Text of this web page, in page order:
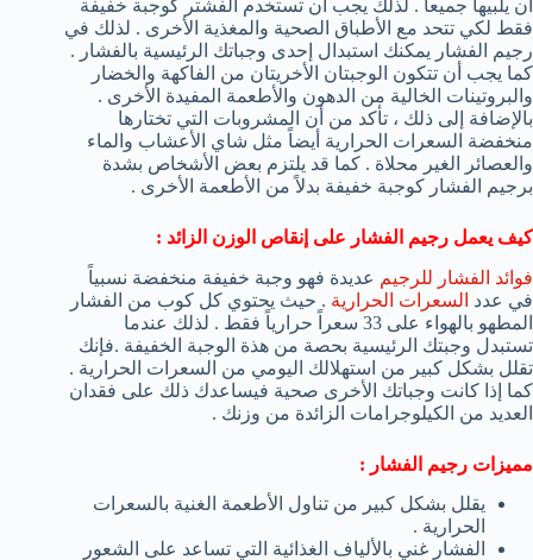
أن يلبيها جميعاً . لذلك يجب أن تستخدم الفشتر كوجبة خفيفة
فقط لكي تتحد مع الأطباق الصحية والمغذية الأخرى . لذلك في
رجيم الفشار يمكنك استبدال إحدى وجباتك الرئيسية بالفشار .
كما يجب أن تتكون الوجبتان الأخريتان من الفاكهة والخضار
والبروتينات الخالية من الدهون والأطعمة المفيدة الأخرى .
بالإضافة إلى ذلك ، تأكد من أن المشروبات التي تختارها
منخفضة السعرات الحرارية أيضاً مثل شاي الأعشاب والماء
والعصائر الغير محلاة . كما قد يلتزم بعض الأشخاص بشدة
برجيم الفشار كوجبة خفيفة بدلاً من الأطعمة الأخرى .
كيف يعمل رجيم الفشار على إنقاص الوزن الزائد :
فوائد الفشار للرجيم عديدة فهو وجبة خفيفة منخفضة نسبياً
في عدد السعرات الحرارية . حيث يحتوي كل كوب من الفشار
المطهو بالهواء على 33 سعراً حرارياً فقط . لذلك عندما
تستبدل وجبتك الرئيسية بحصة من هذة الوجبة الخفيفة .فإنك
تقلل بشكل كبير من استهلالك اليومي من السعرات الحرارية .
كما إذا كانت وجباتك الأخرى صحية فيساعدك ذلك على فقدان
العديد من الكيلوجرامات الزائدة من وزنك .
مميزات رجيم الفشار :
يقلل بشكل كبير من تناول الأطعمة الغنية بالسعرات
الحرارية .
الفشار غني بالألياف الغذائية التي تساعد على الشعور